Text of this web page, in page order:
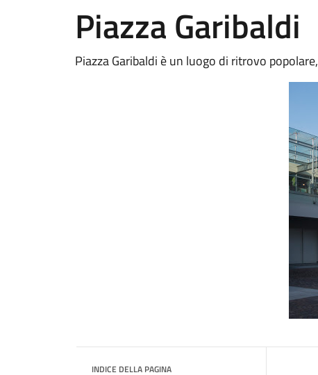
Piazza Garibaldi
Piazza Garibaldi è un luogo di ritrovo
INDICE DELLA PAGINA